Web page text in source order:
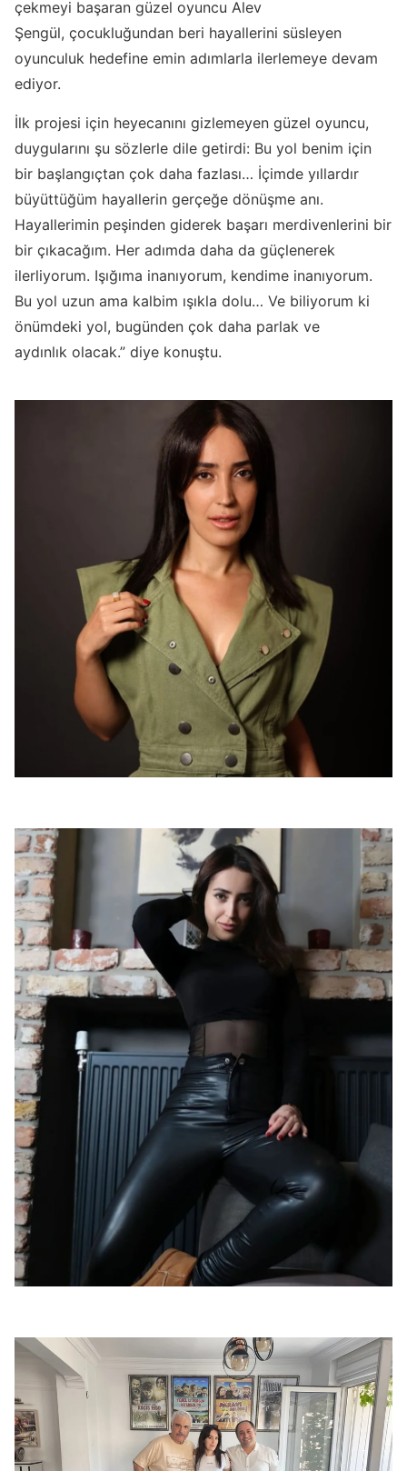
çekmeyi başaran güzel oyuncu Alev
Şengül, çocukluğundan beri hayallerini süsleyen
oyunculuk hedefine emin adımlarla ilerlemeye devam
ediyor.
İlk projesi için heyecanını gizlemeyen güzel oyuncu,
duygularını şu sözlerle dile getirdi: Bu yol benim için
bir başlangıçtan çok daha fazlası… İçimde yıllardır
büyüttüğüm hayallerin gerçeğe dönüşme anı.
Hayallerimin peşinden giderek başarı merdivenlerini bir
bir çıkacağım. Her adımda daha da güçlenerek
ilerliyorum. Işığıma inanıyorum, kendime inanıyorum.
Bu yol uzun ama kalbim ışıkla dolu… Ve biliyorum ki
önümdeki yol, bugünden çok daha parlak ve
aydınlık olacak.” diye konuştu.